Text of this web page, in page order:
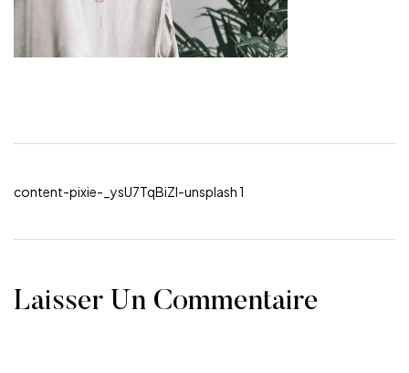
content-pixie-_ysU7TqBiZI-unsplash 1
Laisser Un Commentaire